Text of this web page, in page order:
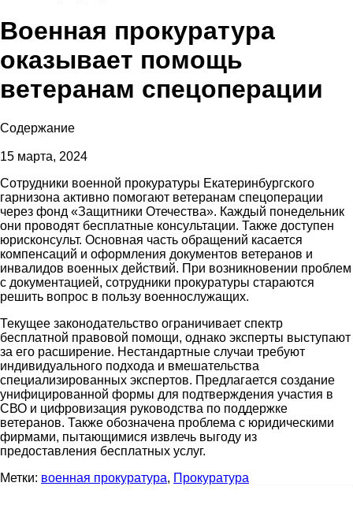
Военная прокуратура
оказывает помощь
ветеранам спецоперации
Содержание
15 марта, 2024
Сотрудники военной прокуратуры Екатеринбургского
гарнизона активно помогают ветеранам спецоперации
через фонд «Защитники Отечества». Каждый понедельник
они проводят бесплатные консультации. Также доступен
юрисконсульт. Основная часть обращений касается
компенсаций и оформления документов ветеранов и
инвалидов военных действий. При возникновении проблем
с документацией, сотрудники прокуратуры стараются
решить вопрос в пользу военнослужащих.
Текущее законодательство ограничивает спектр
бесплатной правовой помощи, однако эксперты выступают
за его расширение. Нестандартные случаи требуют
индивидуального подхода и вмешательства
специализированных экспертов. Предлагается создание
унифицированной формы для подтверждения участия в
СВО и цифровизация руководства по поддержке
ветеранов. Также обозначена проблема с юридическими
фирмами, пытающимися извлечь выгоду из
предоставления бесплатных услуг.
Метки: военная прокуратура, Прокуратура